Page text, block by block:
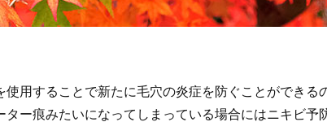
用することで新たに毛穴の炎症を防ぐことができる
ー痕みたいになってしまっている場合にはニキビ予